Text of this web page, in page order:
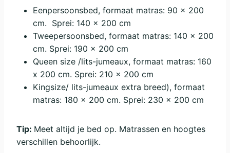
Eenpersoonsbed, formaat matras: 90 x 200
cm. Sprei: 140 x 200 cm
Tweepersoonsbed, formaat matras: 140 x 200
cm. Sprei: 190 x 200 cm
Queen size /lits-jumeaux, formaat matras: 160
x 200 cm. Sprei: 210 x 200 cm
Kingsize/ lits-jumeaux extra breed), formaat
matras: 180 x 200 cm. Sprei: 230 x 200 cm
Tip: Meet altijd je bed op. Matrassen en hoogtes
verschillen behoorlijk.